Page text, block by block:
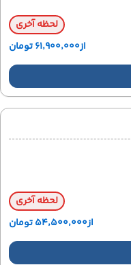
لحظه آخری
از۶۱٬۹۰۰٬۰۰۰ تومان
لحظه آخری
از۵۴٬۵۰۰٬۰۰۰ تومان